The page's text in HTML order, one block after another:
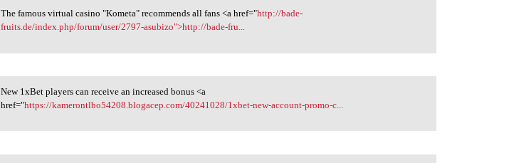
The famous virtual casino
The famous virtual casino "Kometa" recommends all fans <a href="http://bade-
fruits.de/index.php/forum/user/2797-asubizo">http://bade-fru...
New 1xBet players can receive
New 1xBet players can receive an increased bonus <a
href="https://kamerontlbo54208.blogacep.com/40241028/1xbet-new-account-promo-c...